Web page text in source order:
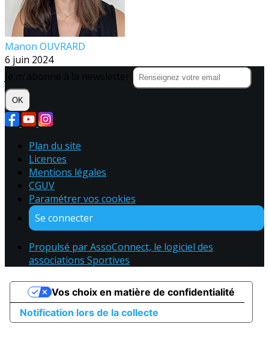
Manon OUVRARD
6 juin 2024
OK
Plan du site
Licences
Mentions légales
CGUV
Paramétrer vos cookies
Se connecter
Propulsé par AssoConnect, le logiciel des
associations Sportives
Notification lors de la collecte
Vos choix en matière de confidentialité